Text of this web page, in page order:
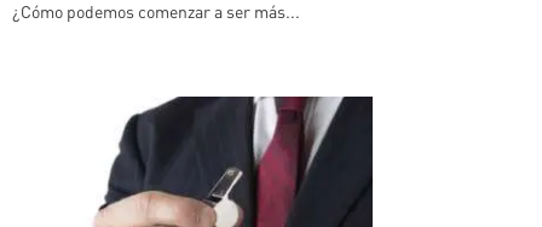
¿Cómo podemos comenzar a ser más...